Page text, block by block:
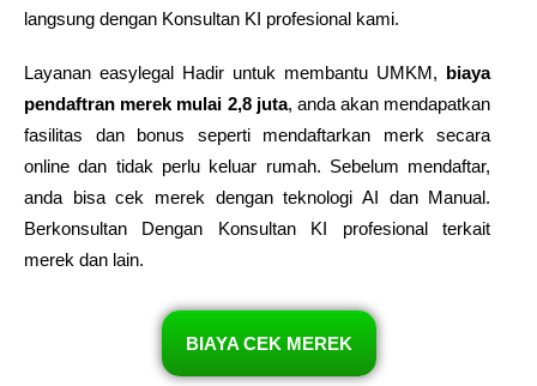
langsung dengan Konsultan KI profesional kami.
Layanan easylegal Hadir untuk membantu UMKM, biaya
pendaftran merek mulai 2,8 juta, anda akan mendapatkan
fasilitas dan bonus seperti mendaftarkan merk secara
online dan tidak perlu keluar rumah. Sebelum mendaftar,
anda bisa cek merek dengan teknologi AI dan Manual.
Berkonsultan Dengan Konsultan KI profesional terkait
merek dan lain.
BIAYA CEK MEREK